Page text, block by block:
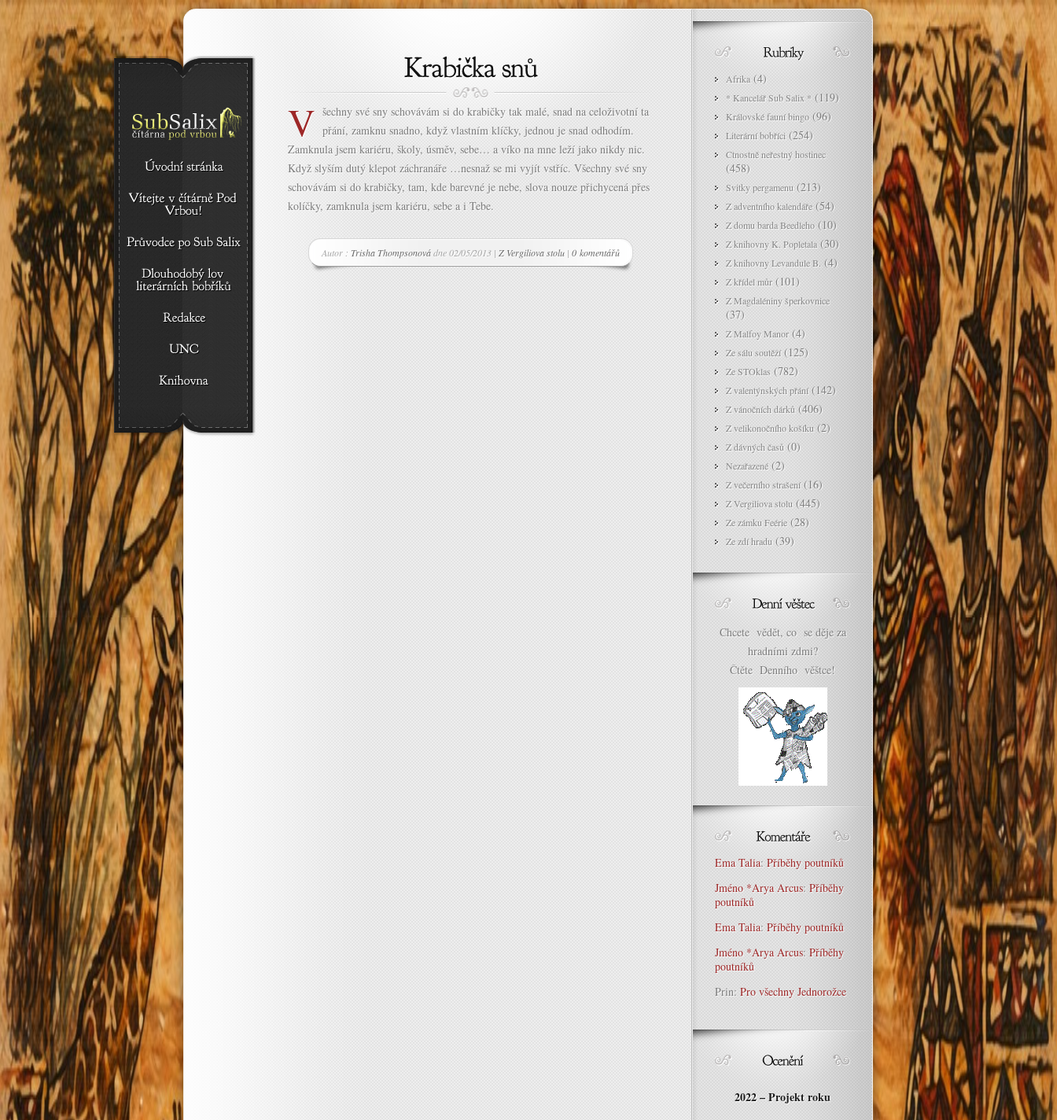
V šechny své sny schovávám si do krabičky tak malé, snad na celoživotní ta
přání, zamknu snadno, když vlastním klíčky, jednou je snad odhodím.
Zamknula jsem kariéru, školy, úsměv, sebe… a víko na mne leží jako nikdy nic.
Když slyším dutý klepot záchranáře …nesnaž se mi vyjít vstříc. Všechny své sny
schovávám si do krabičky, tam, kde barevné je nebe, slova nouze přichycená přes
kolíčky, zamknula jsem kariéru, sebe a i Tebe.
Autor : Trisha Thompsonovádne 02/05/2013 | Z Vergiliova stolu| 0 komentářů
Afrika (4)
* Kancelář Sub Salix * (119)
Královské fauní bingo(96)
Literární bobříci (254)
Ctnostně neřestný hostinec
(458)
Svitky pergamenu (213)
Z adventního kalendáře(54)
Z domu barda Beedleho(10)
Z knihovny K. Popletala(30)
Z knihovny Levandule B. (4)
Z křídel můr (101)
Z Magdaléniny šperkovnice
(37)
Z Malfoy Manor (4)
Ze sálu soutěží(125)
Ze STOklas (782)
Z valentýnských přání(142)
Z vánočních dárků (406)
Z velikonočního košíku (2)
Z dávných časů (0)
Nezařazené (2)
Z večerního strašení(16)
Z Vergiliova stolu (445)
Ze zámku Feérie (28)
Ze zdí hradu (39)
Chcete vědět, co se děje za
hradními zdmi?
Čtěte Denního věštce!
Ema Talia: Příběhy poutníků
Jméno *Arya Arcus: Příběhy
poutníků
Ema Talia: Příběhy poutníků
Jméno *Arya Arcus: Příběhy
poutníků
Prin: Pro všechny Jednorožce
2022 – Projekt roku